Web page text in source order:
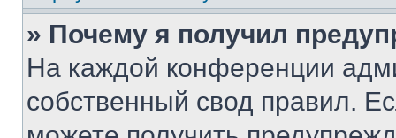
» Почему я получил
На каждой конференции
собственный свод правил.